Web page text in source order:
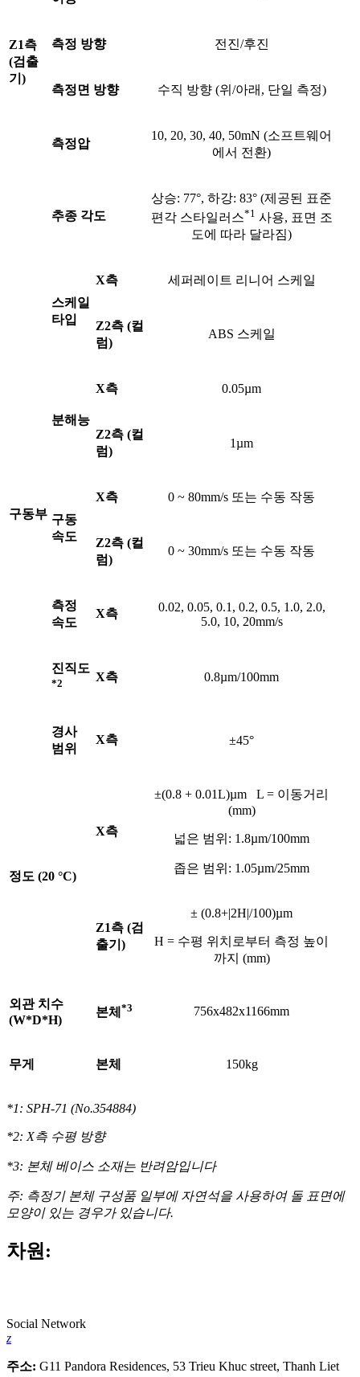
Z1측
(검출
기)
측정 방향 전진/후진
측정면 방향 수직 방향 (위/아래, 단일 측정)
측정압
10, 20, 30, 40, 50mN (소프트웨어
에서 전환)
추종 각도
상승: 77°, 하강: 83° (제공된 표준
편각 스타일러스*1 사용, 표면 조
도에 따라 달라짐)
구동부
스케일
타입
X측 세퍼레이트 리니어 스케일
Z2측 (컬
럼)
ABS 스케일
분해능
X측 0.05µm
Z2측 (컬
럼)
1µm
구동
속도
X측 0 ~ 80mm/s 또는 수동 작동
Z2측 (컬
럼)
0 ~ 30mm/s 또는 수동 작동
측정
속도
X측
0.02, 0.05, 0.1, 0.2, 0.5, 1.0, 2.0,
5.0, 10, 20mm/s
진직도
*2 X측 0.8µm/100mm
경사
범위
X측 ±45°
정도 (20 °C)
X측
±(0.8 + 0.01L)µm L = 이동거리
(mm)
넓은 범위: 1.8µm/100mm
좁은 범위: 1.05µm/25mm
Z1측 (검
출기)
± (0.8+|2H|/100)µm
H = 수평 위치로부터 측정 높이
까지 (mm)
외관 치수
(W*D*H)
본체 *3 756x482x1166mm
무게 본체 150kg
*1: SPH-71 (No.354884)
*2: X측 수평 방향
*3: 본체 베이스 소재는 반려암입니다
주: 측정기 본체 구성품 일부에 자연석을 사용하여 돌 표면에
모양이 있는 경우가 있습니다.
차원:
Social Network
z
주소: G11 Pandora Residences, 53 Trieu Khuc street, Thanh Liet